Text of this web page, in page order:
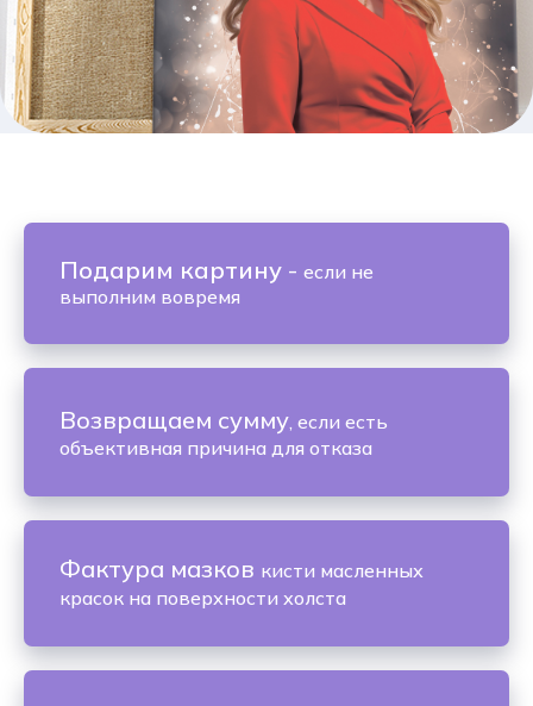
Подарим картину - если не
выполним вовремя
Возвращаем сумму, если есть
объективная причина для отказа
Фактура мазков кисти масленных
красок на поверхности холста